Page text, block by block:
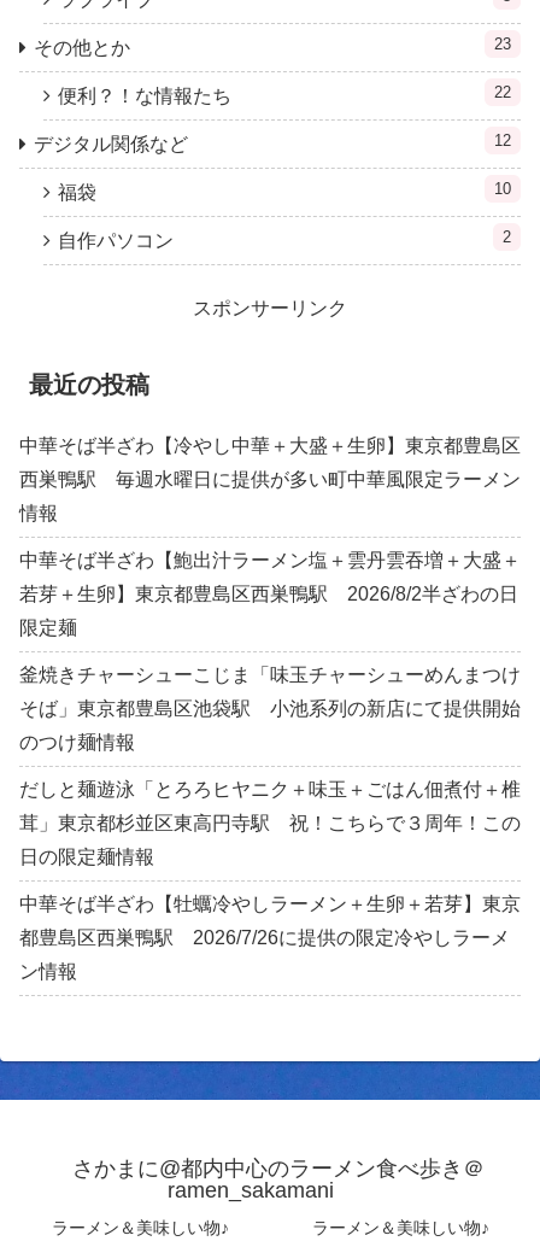
その他とか 23
便利？！な情報たち 22
デジタル関係など 12
福袋 10
自作パソコン 2
スポンサーリンク
最近の投稿
中華そば半ざわ【冷やし中華＋大盛＋生卵】東京都豊島区
西巣鴨駅 毎週水曜日に提供が多い町中華風限定ラーメン
情報
中華そば半ざわ【鮑出汁ラーメン塩＋雲丹雲吞増＋大盛＋
若芽＋生卵】東京都豊島区西巣鴨駅 2026/8/2半ざわの日
限定麺
釜焼きチャーシューこじま「味玉チャーシューめんまつけ
そば」東京都豊島区池袋駅 小池系列の新店にて提供開始
のつけ麺情報
だしと麺遊泳「とろろヒヤニク＋味玉＋ごはん佃煮付＋椎
茸」東京都杉並区東高円寺駅 祝！こちらで３周年！この
日の限定麺情報
中華そば半ざわ【牡蠣冷やしラーメン＋生卵＋若芽】東京
都豊島区西巣鴨駅 2026/7/26に提供の限定冷やしラーメ
ン情報
さかまに@都内中心のラーメン食べ歩き＠
ramen_sakamani
ラーメン＆美味しい物♪ ラーメン＆美味しい物♪